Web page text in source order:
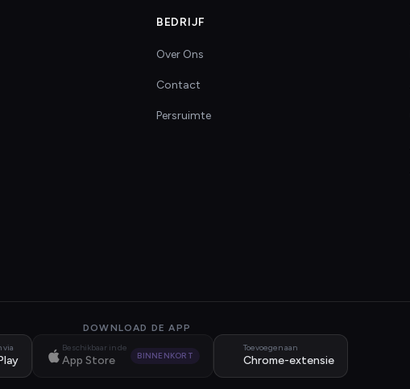
BEDRIJF
Over Ons
Contact
Persruimte
DOWNLOAD DE APP
via Beschikbaar in de
App Store BINNENKORT
Toevoegen aan
Chrome-extensie